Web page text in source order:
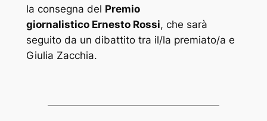
la consegna del Premio
giornalistico Ernesto Rossi, che sarà
seguito da un dibattito tra il/la premiato/a e
Giulia Zacchia.